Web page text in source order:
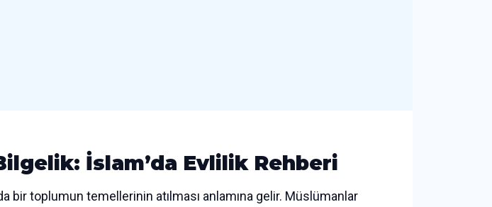
İslam’da Evlilik Rehberi
bir toplumun temellerinin atılması anlamına gelir. Müslümanlar